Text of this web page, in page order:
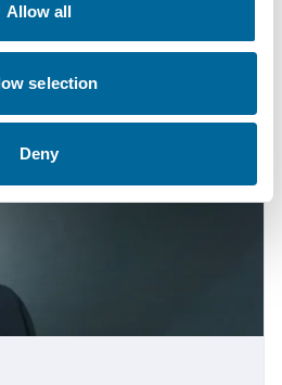
Allow all
selection
Deny